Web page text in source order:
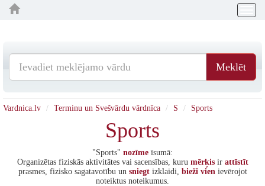
Meklēt
Vardnica.lv Terminu un Svešvārdu vārdnīca S Sports
Sports
"Sports" nozīme īsumā:
Organizētas fiziskās aktivitātes vai sacensības, kuru mērķisir attīstīt
prasmes, fizisko sagatavotību un sniegtizklaidi, bieži vienievērojot
noteiktus noteikumus.